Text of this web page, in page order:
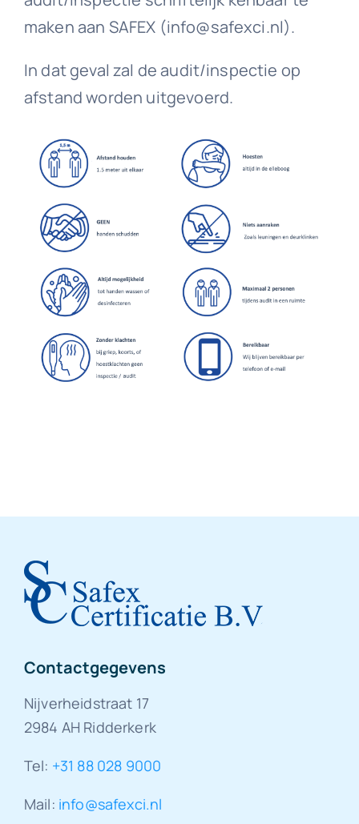
maken aan SAFEX (info@safexci.nl).
In dat geval zal de audit/inspectie op
afstand worden uitgevoerd.
Contactgegevens
Nijverheidstraat 17
2984 AH Ridderkerk
Tel: +31 88 028 9000
Mail: info@safexci.nl